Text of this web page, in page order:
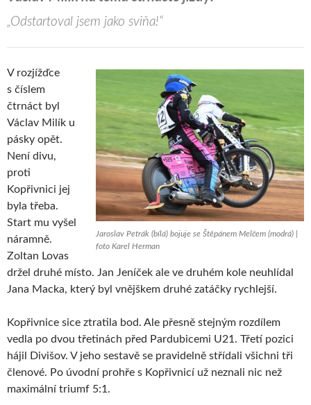
„Odstartoval jsem jako sviňa!“
Jaroslav Petrák (bílá) bojuje se Štěpánem Melčem (modrá) |
foto Karel Herman
V rozjížďce
s číslem
čtrnáct byl
Václav Milík u
pásky opět.
Není divu,
proti
Kopřivnici jej
byla třeba.
Start mu vyšel
náramně.
Zoltan Lovas
držel druhé místo. Jan Jeníček ale ve druhém kole neuhlídal
Jana Macka, který byl vnějškem druhé zatáčky rychlejší.
Kopřivnice sice ztratila bod. Ale přesně stejným rozdílem
vedla po dvou třetinách před Pardubicemi U21. Třetí pozici
hájil Divišov. V jeho sestavě se pravidelně střídali všichni tři
členové. Po úvodní prohře s Kopřivnicí už neznali nic než
maximální triumf 5:1.